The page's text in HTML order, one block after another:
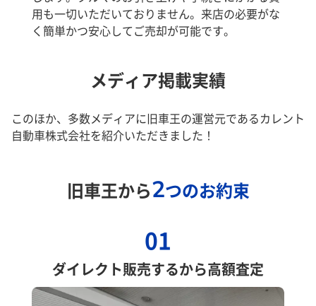
用も一切いただいておりません。来店の必要がな
く簡単かつ安心してご売却が可能です。
メディア掲載実績
このほか、多数メディアに旧車王の運営元であるカレント
自動車株式会社を紹介いただきました！
旧車王から2つのお約束
01
ダイレクト販売するから高額査定